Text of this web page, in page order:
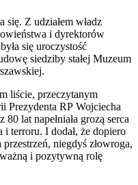
się. Z udziałem władz
i dyrektorów
się uroczystość
siedziby stałej Muzeum
liście, przeczytanym
Prezydenta RP Wojciecha
lat napełniała grozą serca
terroru. I dodał, że dopiero
niegdyś złowroga,
i pozytywną rolę